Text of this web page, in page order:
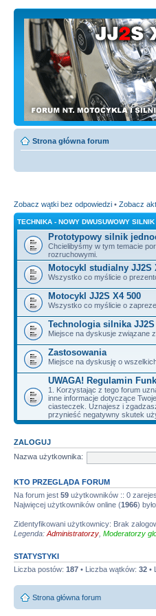
Strona główna forum
Zobacz wątki bez odpowiedzi • Zobacz
TECHNIKA - NOWY DWUSUWOWY
Prototypowy silnik
Chcielibyśmy w tym temacie
rozruchowymi.
Motocykl studialny JJ2S
Wszystko co myślicie o
Motocykl JJ2S X4 500
Wszystko co myślicie o
Technologia silnika
Miejsce na dyskusje związane
Zastosowania
Miejsce na dyskusję o
UWAGA! Regulamin
1. Korzystając z tego forum
inne informacje dotyczące
ciasteczek. Uznajesz i
przynieść negatywny skutek
ZALOGUJ
Nazwa użytkownika:
KTO PRZEGLĄDA FORUM
Na forum jest 59 użytkowników :: 0
Najwięcej użytkowników online (1966)
Zidentyfikowani użytkownicy: Brak
Legenda: Administratorzy Moderatorzy
STATYSTYKI
Liczba postów: 187 • Liczba wątków: 32 •
Strona główna forum